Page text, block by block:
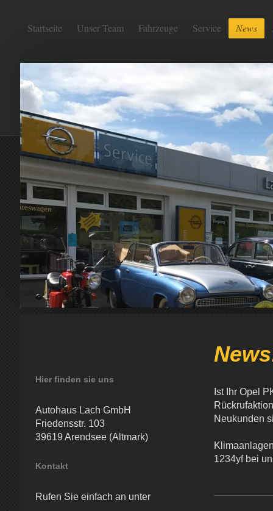
Startseite Unser Team Fahrzeuge Service News
Ist Ihr Opel
Neukunden
1234yf bei
Hier finden sie uns
Autohaus Lach GmbH
Friedensstr. 103
39619 Arendsee (Altmark)
Kontakt
Rufen Sie einfach an unter